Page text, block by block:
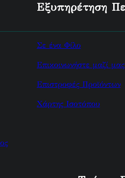
Εξυπηρέτηση
Σε ένα Φίλο
Επικοινωνήστε μαζί μας
Επιστροφές Προϊόντων
Χάρτης Ισοτόπου